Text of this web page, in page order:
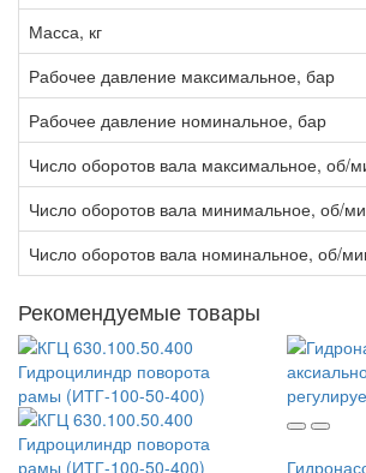
Масса, кг
Рабочее давление максимальное, бар
Рабочее давление номинальное, бар
Число оборотов вала максимальное, об/
Число оборотов вала минимальное, об/
Число оборотов вала номинальное, об/
Рекомендуемые товары